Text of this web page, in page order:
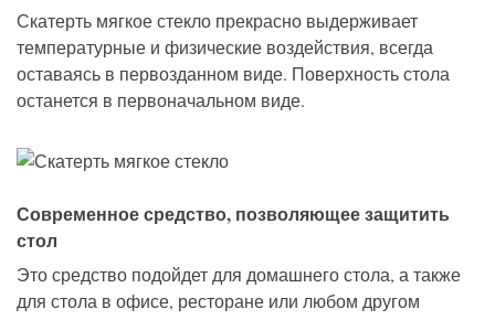
Скатерть мягкое стекло прекрасно выдерживает
температурные и физические воздействия, всегда
оставаясь в первозданном виде. Поверхность стола
останется в первоначальном виде.
Современное средство, позволяющее защитить
стол
Это средство подойдет для домашнего стола, а также
для стола в офисе, ресторане или любом другом